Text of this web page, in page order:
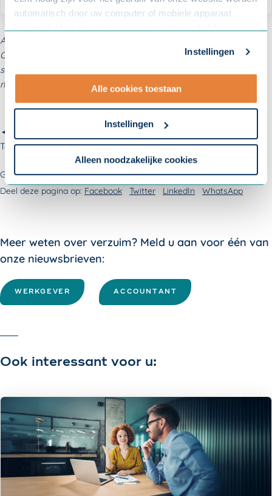
automatisch door uw computer of mobiele apparaat
aanpassen. Met uw toestemming delen wij uw gegevens
- Lees hier onzeprivacyverklaringen onze
Om uw toestemmingsvoorkeur te wijzigen, klikt u op
Instellingen
Alle cookies toestaan
Instellingen
Alleen noodzakelijke cookies
Aan deze informatie kunnen geen rechten worden ontleend.
Ondanks dat deze informatie met de grootste zorg is
samengesteld, kan het gebeuren dat bepaalde informatie niet
meer actueel is.
◄
Terug naaroverzicht Nieuwsberichten
Gepubliceerd op: 18 april 2024
Deel deze pagina op: Facebook Twitter LinkedIn WhatsApp
Meer weten over verzuim? Meld u aan voor één van
onze nieuwsbrieven:
WERKGEVER ACCOUNTANT
Ook interessant voor u: